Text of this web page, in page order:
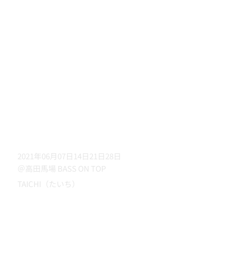
2021年06月07日14日21日28日
＠高田馬場 BASS ON TOP
TAICHI（たいち）